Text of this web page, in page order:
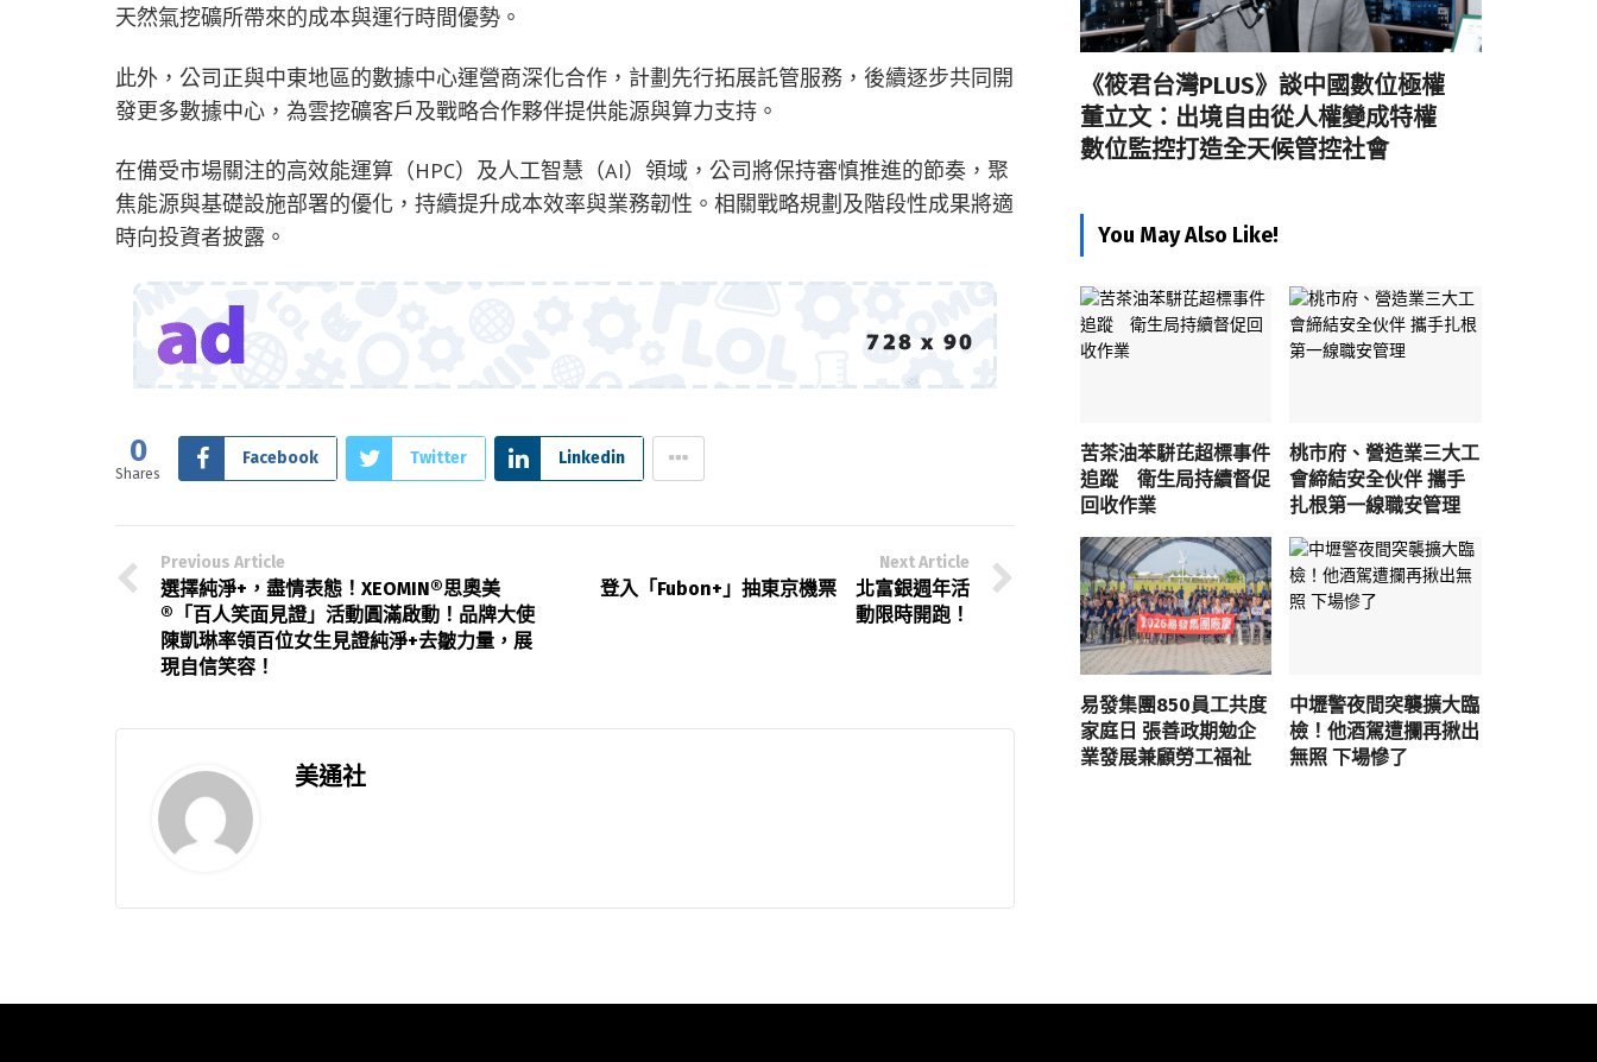
天然氣挖礦所帶來的成本與運行時間優勢。
此外，公司正與中東地區的數據中心運營商深化合作，計劃先行拓展託管服務，後續逐步共同開
發更多數據中心，為雲挖礦客戶及戰略合作夥伴提供能源與算力支持。
在備受市場關注的高效能運算（HPC）及人工智慧（AI）領域，公司將保持審慎推進的節奏，聚
焦能源與基礎設施部署的優化，持續提升成本效率與業務韌性。相關戰略規劃及階段性成果將適
時向投資者披露。
0
Shares
Facebook Twitter Linkedin
Previous Article
選擇純淨+，盡情表態！XEOMIN®思奧美
®「百人笑面見證」活動圓滿啟動！品牌大使
陳凱琳率領百位女生見證純淨+去皺力量，展
現自信笑容！
Next Article
登入「Fubon+」抽東京機票 北富銀週年活
動限時開跑！
美通社
《筱君台灣PLUS》談中國數位極權
董立文：出境自由從人權變成特權
數位監控打造全天候管控社會
You May Also Like!
苦茶油苯駢芘超標事件
追蹤 衛生局持續督促
回收作業
桃市府、營造業三大工
會締結安全伙伴 攜手
扎根第一線職安管理
易發集團850員工共度
家庭日 張善政期勉企
業發展兼顧勞工福祉
中壢警夜間突襲擴大臨
檢！他酒駕遭攔再揪出
無照 下場慘了